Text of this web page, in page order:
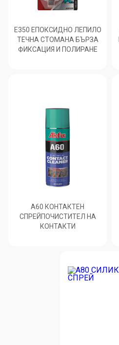
E350 ЕПОКСИДНО ЛЕПИЛО
ТЕЧНА СТОМАНА БЪРЗА
ФИКСАЦИЯ И ПОЛИРАНЕ
A60 КОНТАКТЕН
СПРЕЙПОЧИСТИТЕЛ НА
КОНТАКТИ